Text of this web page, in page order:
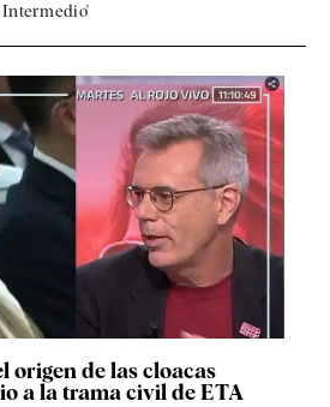
origen de las cloacas
a la trama civil de ETA